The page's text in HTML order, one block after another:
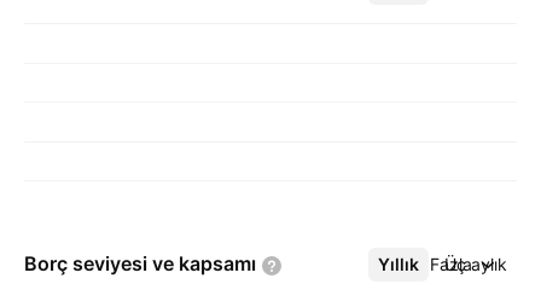
Borç seviyesi ve kapsamı Yıllık Üç aylık
Daha Fazla